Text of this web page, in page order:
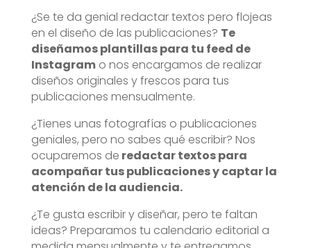
¿Se te da genial redactar textos pero flojeas
en el diseño de las publicaciones? Te
diseñamos plantillas para tu feed de
Instagramo nos encargamos de realizar
diseños originales y frescos para tus
publicaciones mensualmente.
¿Tienes unas fotografías o publicaciones
geniales, pero no sabes qué escribir? Nos
ocuparemos de redactar textos para
acompañar tus publicaciones y captar la
atención de la audiencia.
¿Te gusta escribir y diseñar, pero te faltan
ideas? Preparamos tu calendario editorial a